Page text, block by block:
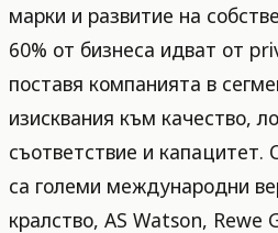
марки и развитие на
60% от бизнеса идват от
поставя компанията в
изисквания към качество,
съответствие и капацитет.
са големи международни
кралство, AS Watson, Rewe